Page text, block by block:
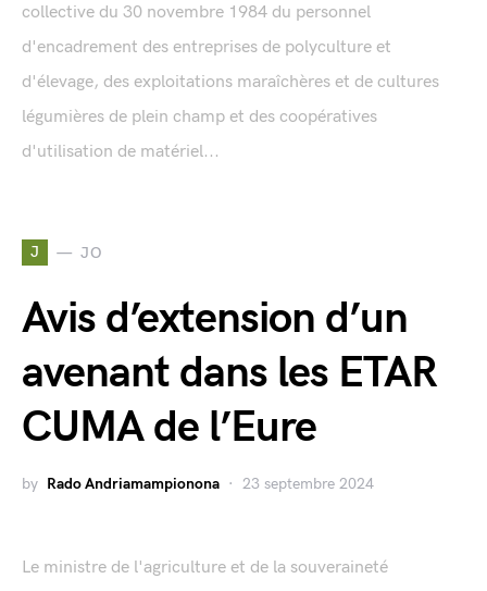
collective du 30 novembre 1984 du personnel
d'encadrement des entreprises de polyculture et
d'élevage, des exploitations maraîchères et de cultures
légumières de plein champ et des coopératives
d'utilisation de matériel...
J JO
Avis d’extension d’un
avenant dans les ETAR
CUMA de l’Eure
by Rado Andriamampionona 23 septembre 2024
Le ministre de l'agriculture et de la souveraineté